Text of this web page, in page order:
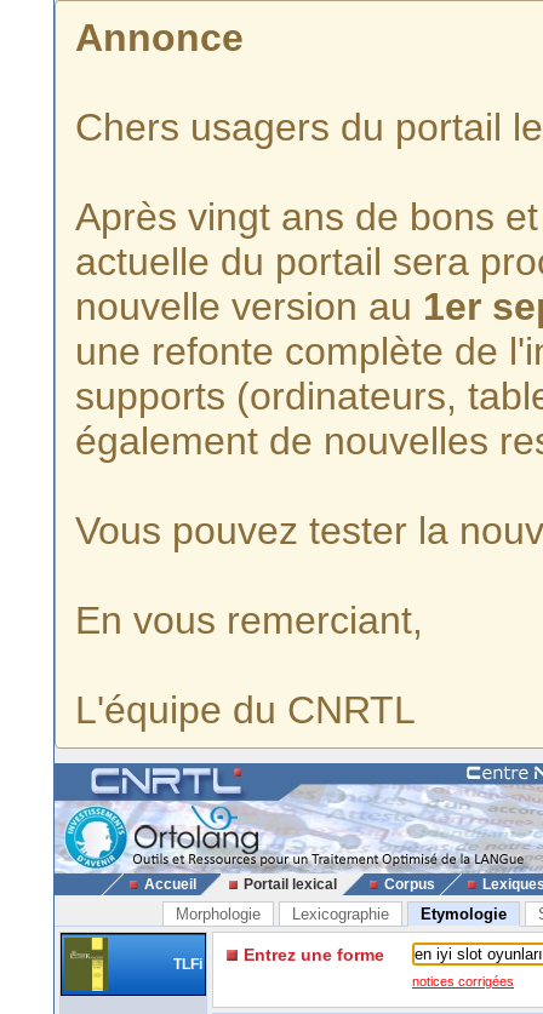
Annonce
Chers usagers du portail
Après vingt ans de bons
actuelle du portail sera
nouvelle version au 1er
une refonte complète de
supports (ordinateurs,
également de nouvelles
Vous pouvez tester la
En vous remerciant,
L'équipe du CNRTL
Accueil Portail lexical Corpus
Morphologie Lexicographie Etymologie
TLFi Entrez une forme
notices corrigées